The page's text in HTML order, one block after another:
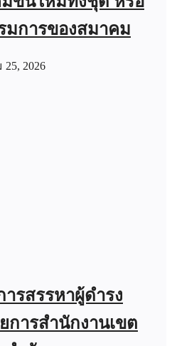
มการของสมาคม
2026
รสรรหาผู้ดำรง
การสำนักงานเขต